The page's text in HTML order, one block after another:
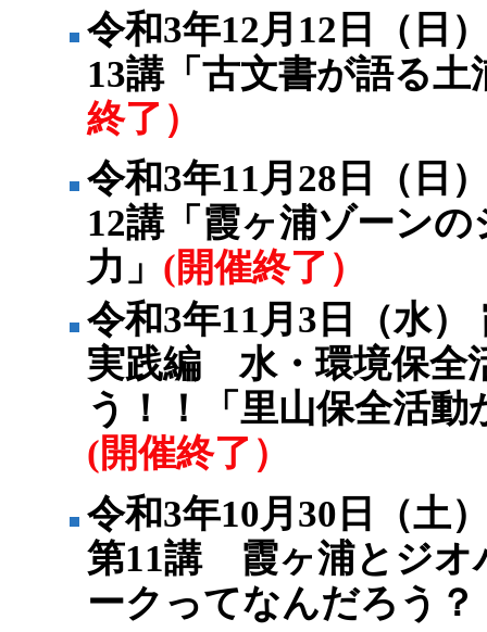
令和3年12月12日（日
13講「古文書が語る土
終了）
令和3年11月28日（日
12講「霞ヶ浦ゾーン
力」 (開催終了）
令和3年11月3日（水
実践編 水・環境保全
う！！「里山保全活動
(開催終了）
令和3年10月30日（
第11講 霞ヶ浦とジオ
ークってなんだろう？